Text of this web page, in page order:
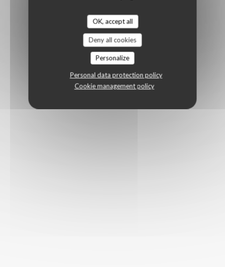
OK, accept all
Deny all cookies
Personalize
Personal data protection policy
Cookie management policy